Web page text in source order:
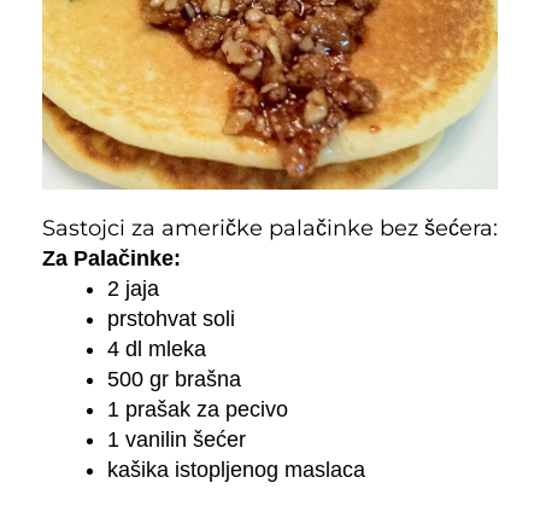
Sastojci za američke palačinke bez šećera:
Za Palačinke:
2 jaja
prstohvat soli
4 dl mleka
500 gr brašna
1 prašak za pecivo
1 vanilin šećer
kašika istopljenog maslaca